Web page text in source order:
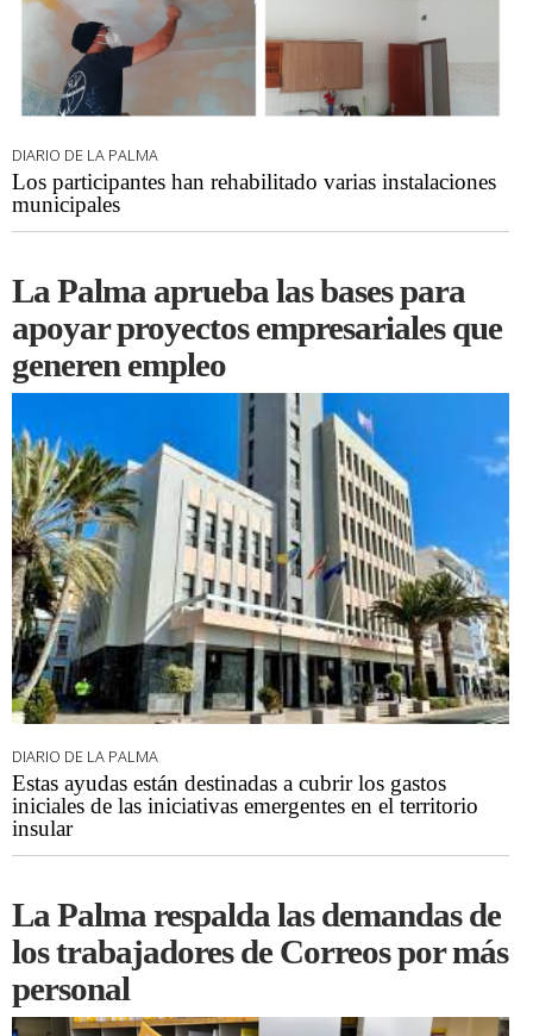
DIARIO DE LA PALMA
Los participantes han rehabilitado varias instalaciones
municipales
La Palma aprueba las bases para
apoyar proyectos empresariales que
generen empleo
DIARIO DE LA PALMA
Estas ayudas están destinadas a cubrir los gastos
iniciales de las iniciativas emergentes en el territorio
insular
La Palma respalda las demandas de
los trabajadores de Correos por más
personal